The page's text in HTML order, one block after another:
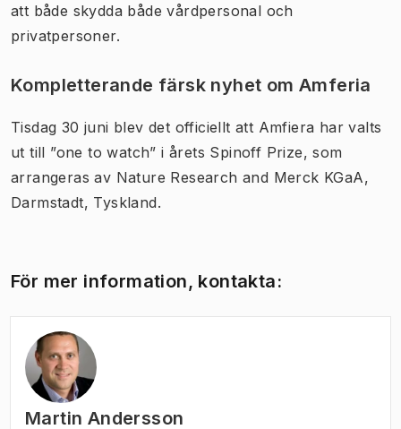
att både skydda både vårdpersonal och
privatpersoner.
Kompletterande färsk nyhet om Amferia
Tisdag 30 juni blev det officiellt att Amfiera har valts
ut till ”one to watch” i årets Spinoff Prize, som
arrangeras av Nature Research and Merck KGaA,
Darmstadt, Tyskland.
För mer information, kontakta:
Martin Andersson